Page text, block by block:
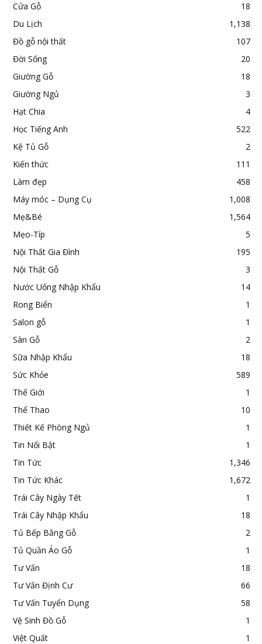
Cửa Gỗ
18
Du Lịch
1,138
Đồ gỗ nội thất
107
Đời Sống
20
Giường Gỗ
18
Giường Ngủ
3
Hạt Chia
4
Học Tiếng Anh
522
Kệ Tủ Gỗ
2
Kiến thức
111
Làm đẹp
458
Máy móc – Dụng Cụ
1,008
Mẹ&Bé
1,564
Mẹo-Típ
5
Nội Thất Gia Đình
195
Nội Thất Gỗ
3
Nước Uống Nhập Khẩu
14
Rong Biển
1
Salon gỗ
1
Sàn Gỗ
2
Sữa Nhập Khẩu
18
Sức Khỏe
589
Thế Giới
1
Thể Thao
10
Thiết Kế Phòng Ngủ
1
Tin Nổi Bật
1
Tin Tức
1,346
Tin Tức Khác
1,672
Trái Cây Ngày Tết
1
Trái Cây Nhập Khẩu
18
Tủ Bếp Bằng Gỗ
2
Tủ Quần Áo Gỗ
1
Tư Vấn
18
Tư Vấn Định Cư
66
Tư Vấn Tuyển Dụng
58
Vệ Sinh Đồ Gỗ
1
Việt Quất
1